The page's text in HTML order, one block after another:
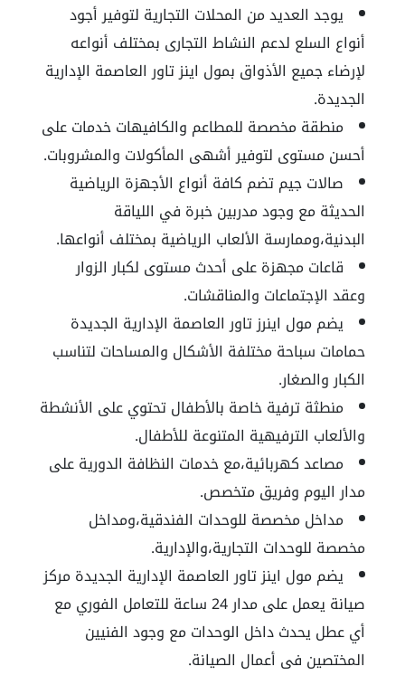
يوجد العديد من المحلات التجارية لتوفير أجود
أنواع السلع لدعم النشاط التجارى بمختلف أنواعه
لإرضاء جميع الأذواق بمول اينز تاور العاصمة الإدارية
الجديدة.
منطقة مخصصة للمطاعم والكافيهات خدمات على
أحسن مستوى لتوفير أشهى المأكولات والمشروبات.
صالات جيم تضم كافة أنواع الأجهزة الرياضية
الحديثة مع وجود مدربين خبرة في اللياقة
البدنية،وممارسة الألعاب الرياضية بمختلف أنواعها.
قاعات مجهزة على أحدث مستوى لكبار الزوار
وعقد الإجتماعات والمناقشات.
يضم مول اينرز تاور العاصمة الإدارية الجديدة
حمامات سباحة مختلفة الأشكال والمساحات لتناسب
الكبار والصغار.
منطثة ترفية خاصة بالأطفال تحتوي على الأنشطة
والألعاب الترفيهية المتنوعة للأطفال.
مصاعد كهربائية،مع خدمات النظافة الدورية على
مدار اليوم وفريق متخصص.
مداخل مخصصة للوحدات الفندقية،ومداخل
مخصصة للوحدات التجارية،والإدارية.
يضم مول اينز تاور العاصمة الإدارية الجديدة مركز
صيانة يعمل على مدار 24 ساعة للتعامل الفوري مع
أي عطل يحدث داخل الوحدات مع وجود الفنيين
المختصين فى أعمال الصيانة.